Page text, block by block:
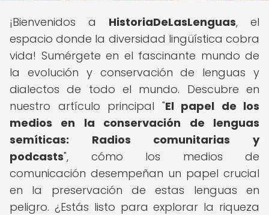
¡Bienvenidos a HistoriaDeLasLenguas, el
espacio donde la diversidad lingüística cobra
vida! Sumérgete en el fascinante mundo de
la evolución y conservación de lenguas y
dialectos de todo el mundo. Descubre en
nuestro artículo principal "El papel de los
medios en la conservación de lenguas
semíticas: Radios comunitarias y
podcasts", cómo los medios de
comunicación desempeñan un papel crucial
en la preservación de estas lenguas en
peligro. ¿Estás listo para explorar la riqueza